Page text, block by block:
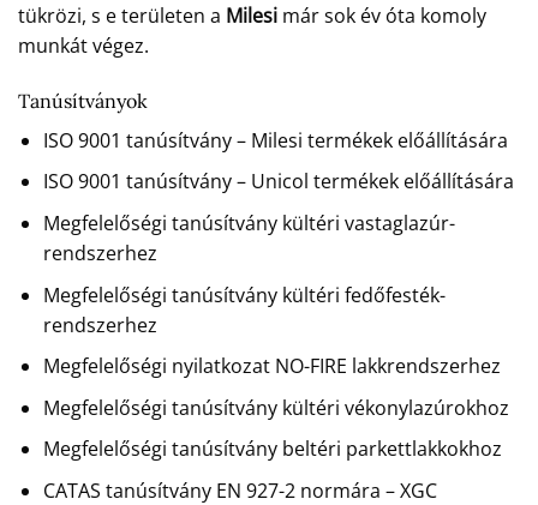
tükrözi, s e területen a Milesi már sok év óta komoly
munkát végez.
Tanúsítványok
ISO 9001 tanúsítvány – Milesi termékek előállítására
ISO 9001 tanúsítvány – Unicol termékek előállítására
Megfelelőségi tanúsítvány kültéri vastaglazúr-
rendszerhez
Megfelelőségi tanúsítvány kültéri fedőfesték-
rendszerhez
Megfelelőségi nyilatkozat NO-FIRE lakkrendszerhez
Megfelelőségi tanúsítvány kültéri vékonylazúrokhoz
Megfelelőségi tanúsítvány beltéri parkettlakkokhoz
CATAS tanúsítvány EN 927-2 normára – XGC